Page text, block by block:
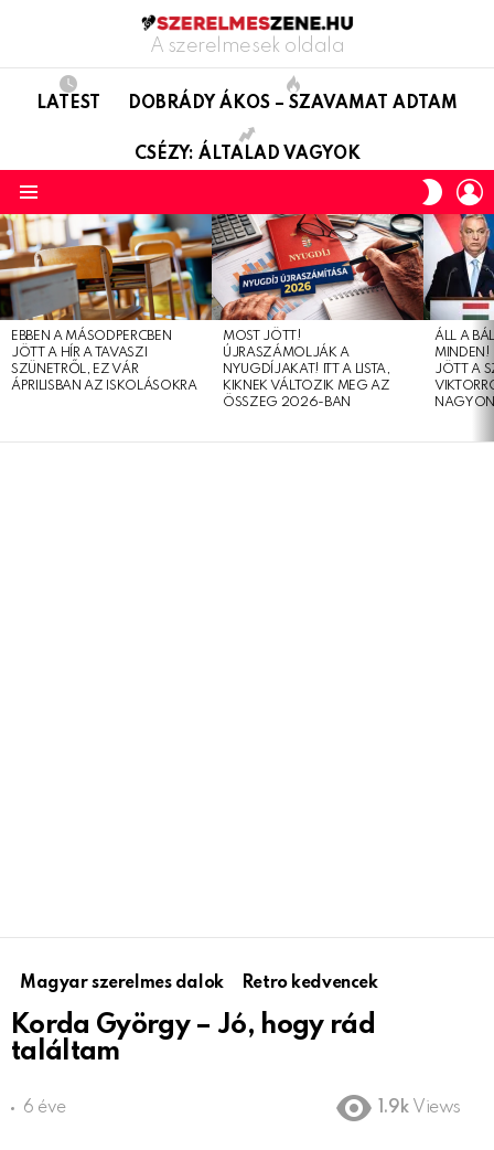
A szerelmesek oldala
LATEST DOBRÁDY ÁKOS – SZAVAMAT ADTAM
CSÉZY: ÁLTALAD VAGYOK
SKIN
LATEST
STORIES
EBBEN A MÁSODPERCBEN
JÖTT A HÍR A TAVASZI
SZÜNETRŐL, EZ VÁR
ÁPRILISBAN AZ ISKOLÁSOKRA
MOST JÖTT!
ÚJRASZÁMOLJÁK A
NYUGDÍJAKAT! ITT A LISTA,
KIKNEK VÁLTOZIK MEG AZ
ÖSSZEG 2026-BAN
ÁLL A
MINDEN!
JÖTT A
Magyar szerelmes dalok Retro kedvencek
Korda György – Jó, hogy rád
találtam
6 éve 1.9k Views